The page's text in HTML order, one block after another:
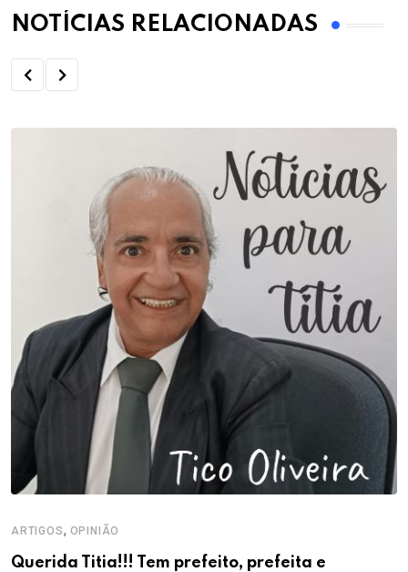
NOTÍCIAS RELACIONADAS
ARTIGOS, OPINIÃO
Querida Titia!!! Tem prefeito, prefeita e